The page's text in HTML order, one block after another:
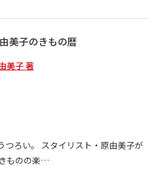
美子のきもの暦
美子 著
つろい。 スタイリスト・原由美子が
ものの楽…